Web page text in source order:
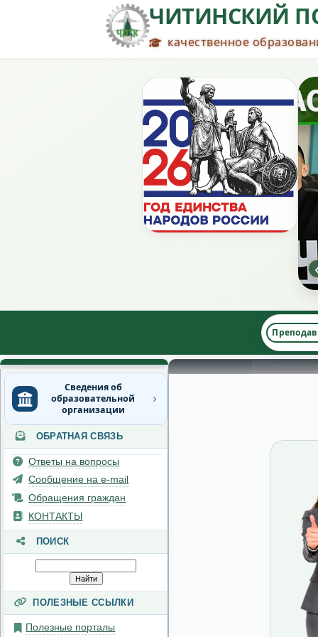
ЧИТИНСКИЙ
качественное
Сведения об
образовательной
организации
Основные сведения
Структура и органы
управления
образовательной
организацией
Документы
Образование
Руководство
Педагогический состав
Материально-
ОБРАТНАЯ СВЯЗЬ
Ответы на вопросы
Сообщение на e-mail
Обращения граждан
КОНТАКТЫ
ПОИСК
ПОЛЕЗНЫЕ ССЫЛКИ
Полезные порталы